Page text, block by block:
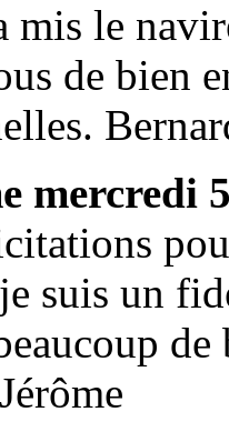
mis le
de bien
mercredi
suis un